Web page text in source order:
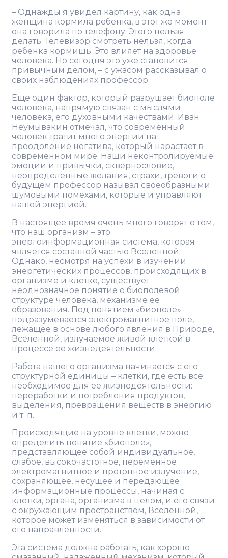
– Однажды я увидел картину, как одна
женщина кормила ребенка, в этот же момент
она говорила по телефону. Этого нельзя
делать. Телевизор смотреть нельзя, когда
ребенка кормишь. Это влияет на здоровье
человека. Но сегодня это уже становится
привычным делом, – с ужасом рассказывал о
своих наблюдениях профессор.
Еще один фактор, который разрушает биополе
человека, напрямую связан с мыслями
человека, его духовными качествами. Иван
Неумывакин отмечал, что современный
человек тратит много энергии на
преодоление негатива, который нарастает в
современном мире. Наши неконтролируемые
эмоции и привычки, сквернословие,
неопределенные желания, страхи, тревоги о
будущем профессор называл своеобразными
шумовыми помехами, которые и управляют
нашей энергией.
В настоящее время очень много говорят о том,
что наш организм – это
энергоинформационная система, которая
является составной частью Вселенной.
Однако, несмотря на успехи в изучении
энергетических процессов, происходящих в
организме и клетке, существует
неоднозначное понятие о биополевой
структуре человека, механизме ее
образования. Под понятием «биополе»
подразумевается электромагнитное поле,
лежащее в основе любого явления в Природе,
Вселенной, излучаемое живой клеткой в
процессе ее жизнедеятельности.
Работа нашего организма начинается с его
структурной единицы – клетки, где есть все
необходимое для ее жизнедеятельности:
переработки и потребления продуктов,
выделения, превращения веществ в энергию
и т. п.
Происходящие на уровне клетки, можно
определить понятие «биополе»,
представляющее собой индивидуальное,
слабое, высокочастотное, переменное
электромагнитное и протонное излучение,
сохраняющее, несущее и передающее
информационные процессы, начиная с
клетки, органа, организма в целом, и его связи
с окружающим пространством, Вселенной,
которое может изменяться в зависимости от
его направленности.
Эта система должна работать, как хорошо